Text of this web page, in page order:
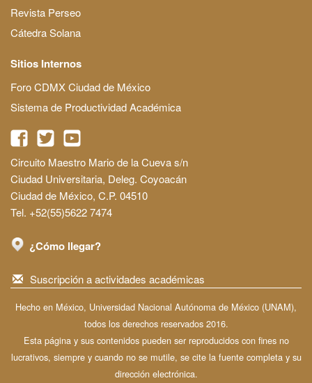
Revista Perseo
Cátedra Solana
Sitios Internos
Foro CDMX Ciudad de México
Sistema de Productividad Académica
Circuito Maestro Mario de la Cueva s/n
Ciudad Universitaria, Deleg. Coyoacán
Ciudad de México, C.P. 04510
Tel. +52(55)5622 7474
¿Cómo llegar?
Suscripción a actividades académicas
Hecho en México, Universidad Nacional Autónoma de México (UNAM),
todos los derechos reservados 2016.
Esta página y sus contenidos pueden ser reproducidos con fines no
lucrativos, siempre y cuando no se mutile, se cite la fuente completa y su
dirección electrónica.